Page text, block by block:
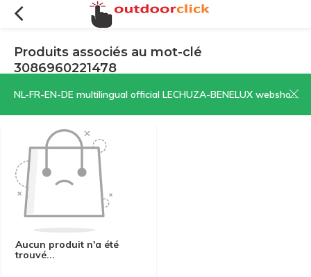
NL-FR-EN-DE multilingual official LECHUZA-BENELUX webshop | CLICK HERE NOW!
Produits associés au mot-clé
3086960221478
Filtres Trier par:
Aucun produit n'a été
trouvé...